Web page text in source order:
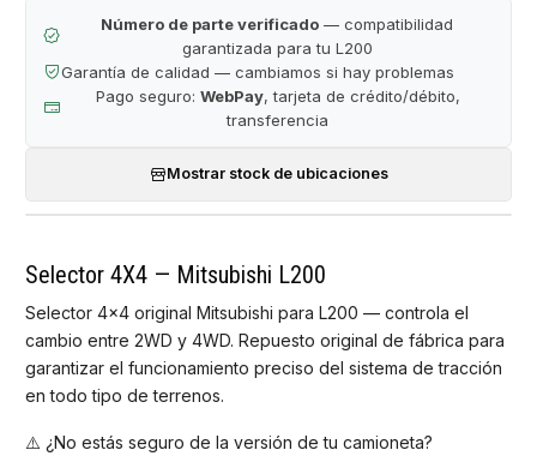
Número de parte verificado — compatibilidad
garantizada para tu L200
Garantía de calidad — cambiamos si hay problemas
Pago seguro: WebPay, tarjeta de crédito/débito,
transferencia
Mostrar stock de ubicaciones
Selector 4X4 — Mitsubishi L200
Selector 4x4 original Mitsubishi para L200 — controla el
cambio entre 2WD y 4WD. Repuesto original de fábrica para
garantizar el funcionamiento preciso del sistema de tracción
en todo tipo de terrenos.
⚠️ ¿No estás seguro de la versión de tu camioneta?